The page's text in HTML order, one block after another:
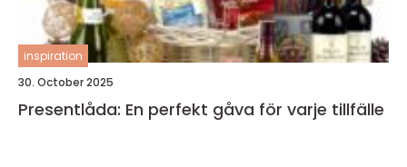
inspiration
30. October 2025
Presentlåda: En perfekt gåva för varje tillfälle